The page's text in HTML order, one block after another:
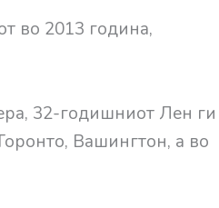
во 2013 година,
32-годишниот Лен ги
Вашингтон, а во